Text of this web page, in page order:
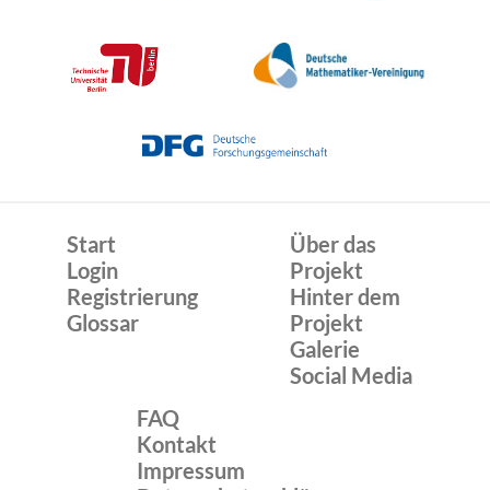
Start
Login
Registrierung
Glossar
Über das
Projekt
Hinter dem
Projekt
Galerie
Social Media
FAQ
Kontakt
Impressum